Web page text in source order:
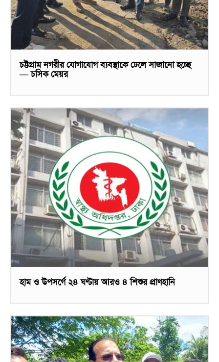
চট্টগ্রাম নগরীর যোগাযোগ ব্যবস্থাকে ঢেলে সাজানো হচ্ছে
— চসিক মেয়র
হাম ও উপসর্গে ২৪ ঘণ্টায় আরও ৪ শিশুর প্রাণহানি